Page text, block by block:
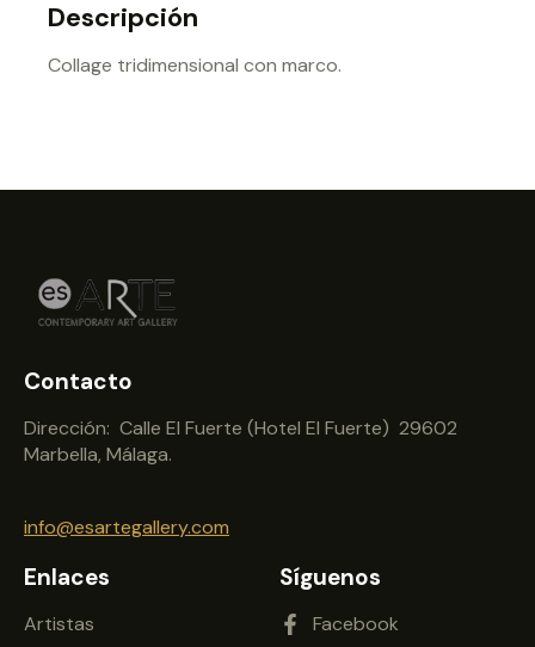
Descripción
Collage tridimensional con marco.
Contacto
Dirección: Calle El Fuerte (Hotel El Fuerte) 29602
Marbella, Málaga.
info@esartegallery.com
Enlaces
Artistas
Síguenos
Facebook